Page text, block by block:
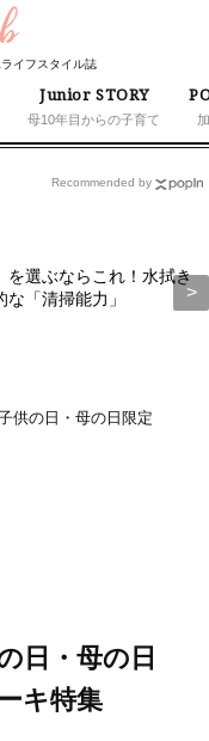
イフスタイル誌
Junior STORY
母10年目からの子育て
を選ぶならこれ！水拭き
「清掃能力」
Recommended by
供の日・母の日限定
日・母の日
キ特集